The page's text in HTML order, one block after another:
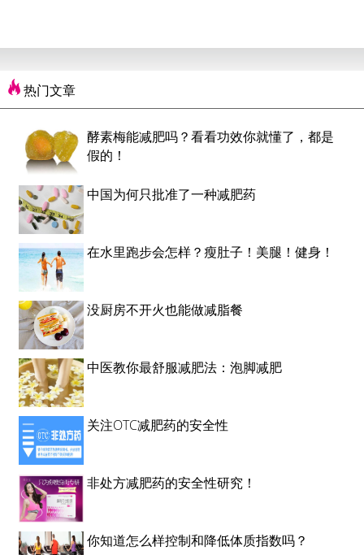
热门文章
酵素梅能减肥吗？看看功效你就懂了，都是
假的！
中国为何只批准了一种减肥药
在水里跑步会怎样？瘦肚子！美腿！健身！
没厨房不开火也能做减脂餐
中医教你最舒服减肥法：泡脚减肥
关注OTC减肥药的安全性
非处方减肥药的安全性研究！
你知道怎么样控制和降低体质指数吗？